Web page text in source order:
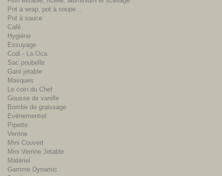
Pot à wrap, pot à soupe...
Pot à sauce
Café
Hygiène
Essuyage
Codi - La Oca
Sac poubelle
Gant jetable
Masques
Le coin du Chef
Gousse de vanille
Bombe de graissage
Evénementiel
Pipette
Verrine
Mini Couvert
Mini Verrine Jetable
Matériel
Gamme Dynamic